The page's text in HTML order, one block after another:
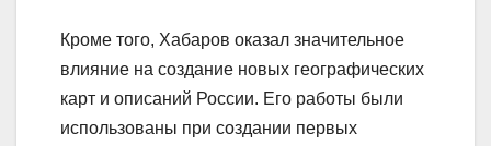
Кроме того, Хабаров оказал значительное
влияние на создание новых географических
карт и описаний России. Его работы были
использованы при создании первых